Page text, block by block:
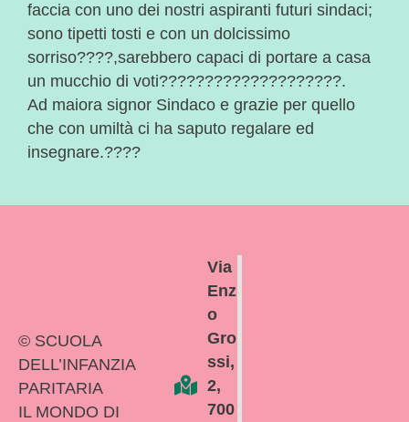
faccia con uno dei nostri aspiranti futuri sindaci;
sono tipetti tosti e con un dolcissimo
sorriso????,sarebbero capaci di portare a casa
un mucchio di voti????????????????????.
Ad maiora signor Sindaco e grazie per quello
che con umiltà ci ha saputo regalare ed
insegnare.????
© SCUOLA
DELL’INFANZIA
PARITARIA
IL MONDO DI
Via
Enz
o
Gro
ssi,
2,
700